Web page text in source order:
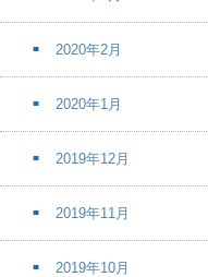
2020年2月
2020年1月
2019年12月
2019年11月
2019年10月